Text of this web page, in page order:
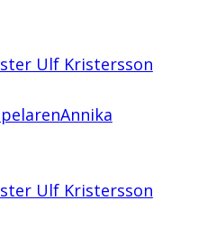
Ulf Kristersson
Annika
Ulf Kristersson